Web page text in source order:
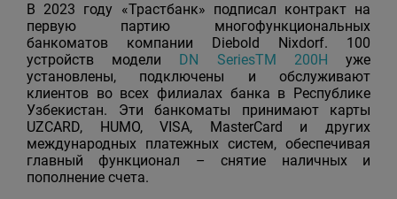
В 2023 году «Трастбанк» подписал контракт на
первую партию многофункциональных
банкоматов компании Diebold Nixdorf. 100
устройств модели
DN SeriesTM 200H уже
установлены, подключены и обслуживают
клиентов во всех филиалах банка в Республике
Узбекистан. Эти банкоматы принимают карты
UZCARD, HUMO, VISA, MasterCard и других
международных платежных систем, обеспечивая
главный функционал – снятие наличных и
пополнение счета.